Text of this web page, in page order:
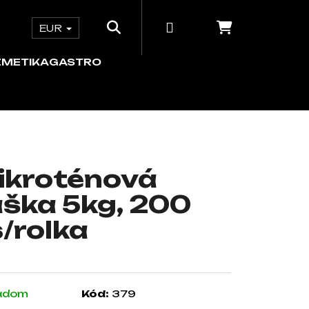
ORDINÁCIA KOZMETIKA GASTRO
EUR HľadaťPrihlásenieNákupný
GASTRO
5kg, 200
rolka
Kód: 379